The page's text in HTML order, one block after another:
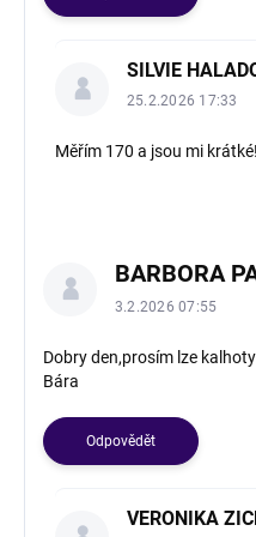
SILVIE
25.2.2026 17:33
Měřím 170 a jsou mi
BARBORA
3.2.2026 07:55
Dobry den,prosím lze
Bára
Odpovědět
VERONIKA